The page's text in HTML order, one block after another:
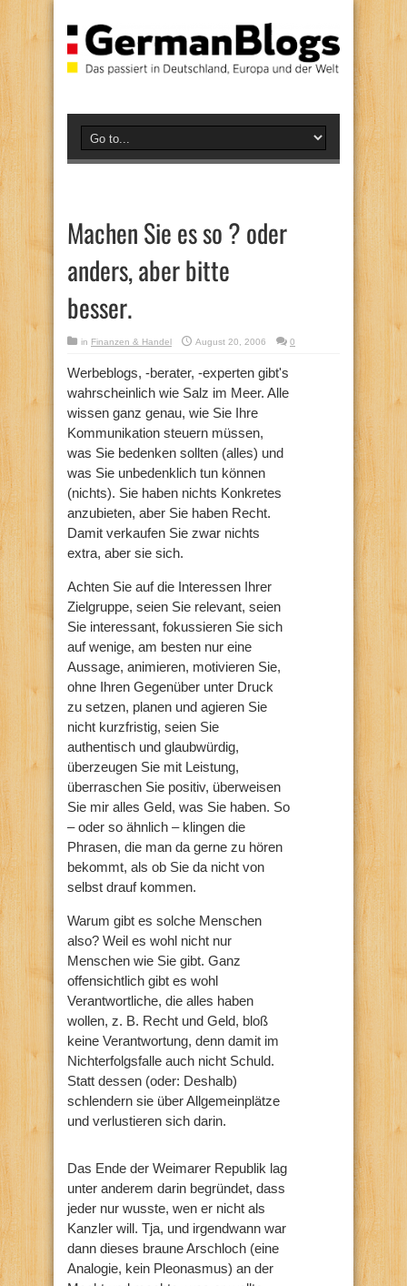
Machen Sie es so ? oder
anders, aber bitte
besser.
in Finanzen & Handel August 20, 2006 0
Werbeblogs, -berater, -experten gibt's
wahrscheinlich wie Salz im Meer. Alle
wissen ganz genau, wie Sie Ihre
Kommunikation steuern müssen,
was Sie bedenken sollten (alles) und
was Sie unbedenklich tun können
(nichts). Sie haben nichts Konkretes
anzubieten, aber Sie haben Recht.
Damit verkaufen Sie zwar nichts
extra, aber sie sich.
Achten Sie auf die Interessen Ihrer
Zielgruppe, seien Sie relevant, seien
Sie interessant, fokussieren Sie sich
auf wenige, am besten nur eine
Aussage, animieren, motivieren Sie,
ohne Ihren Gegenüber unter Druck
zu setzen, planen und agieren Sie
nicht kurzfristig, seien Sie
authentisch und glaubwürdig,
überzeugen Sie mit Leistung,
überraschen Sie positiv, überweisen
Sie mir alles Geld, was Sie haben. So
– oder so ähnlich – klingen die
Phrasen, die man da gerne zu hören
bekommt, als ob Sie da nicht von
selbst drauf kommen.
Warum gibt es solche Menschen
also? Weil es wohl nicht nur
Menschen wie Sie gibt. Ganz
offensichtlich gibt es wohl
Verantwortliche, die alles haben
wollen, z. B. Recht und Geld, bloß
keine Verantwortung, denn damit im
Nichterfolgsfalle auch nicht Schuld.
Statt dessen (oder: Deshalb)
schlendern sie über Allgemeinplätze
und verlustieren sich darin.
Das Ende der Weimarer Republik lag
unter anderem darin begründet, dass
jeder nur wusste, wen er nicht als
Kanzler will. Tja, und irgendwann war
dann dieses braune Arschloch (eine
Analogie, kein Pleonasmus) an der